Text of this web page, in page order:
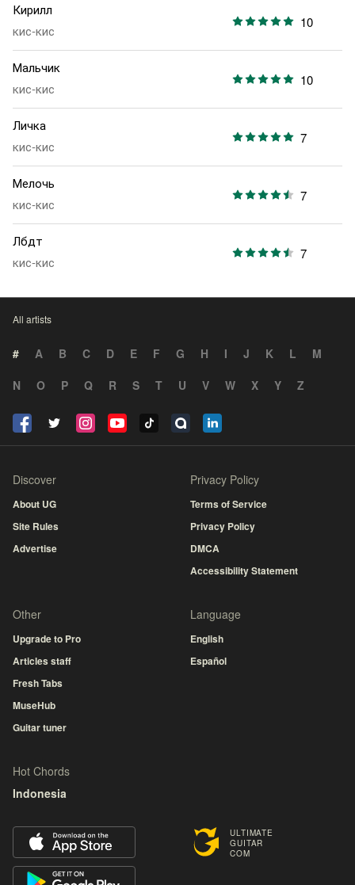
Кирилл
кис-кис
10
Мальчик
кис-кис
10
Личка
кис-кис
7
Мелочь
кис-кис
7
Лбдт
кис-кис
7
All artists
# A B C D E F G H I J K L
M
N
O P Q R S T U V W X Y Z
ULTIMATE
GUITAR
COM
Discover
About UG
Site Rules
Advertise
Privacy Policy
Terms of Service
Privacy Policy
DMCA
Accessibility Statement
Other
Upgrade to Pro
Articles staff
Fresh Tabs
MuseHub
Guitar tuner
Language
English
Español
Hot Chords
Indonesia